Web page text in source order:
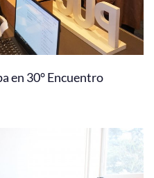
en 30° Encuentro